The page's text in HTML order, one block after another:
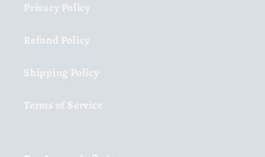
Privacy Policy
Refund Policy
Shipping Policy
Terms of Service